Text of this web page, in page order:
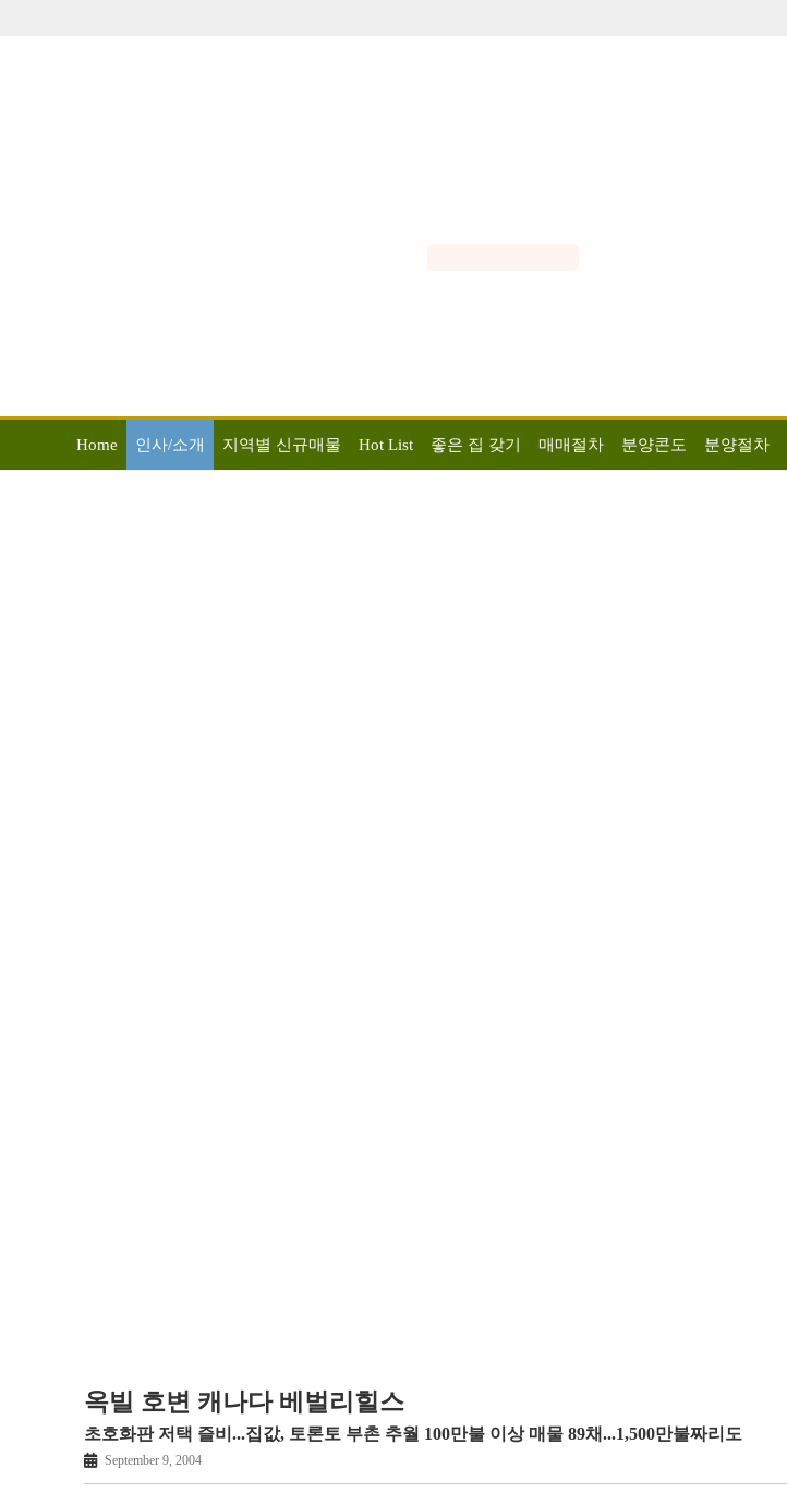
Home 인사/소개 지역별 신규매물 Hot List 좋은 집 갖기 매매절차 분양콘도 분양절차
옥빌 호변 캐나다 베벌리힐스
초호화판 저택 즐비...집값, 토론토 부촌 추월 100만불 이상 매물 89채...1,500만불짜리도
September 9, 2004